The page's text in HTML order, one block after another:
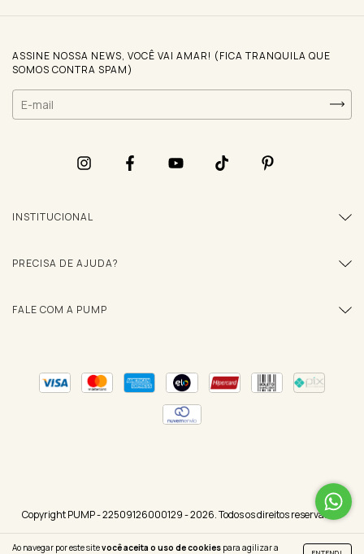
Ao navegar por este sitevocê aceita o uso de cookies para agilizar a
ASSINE NOSSA NEWS, VOCÊ VAI AMAR! (FICA TRANQUILA QUE
SOMOS CONTRA SPAM)
INSTITUCIONAL
PRECISA DE AJUDA?
FALE COM A PUMP
Copyright PUMP - 22509126000129 - 2026. Todos os direitos reservados.